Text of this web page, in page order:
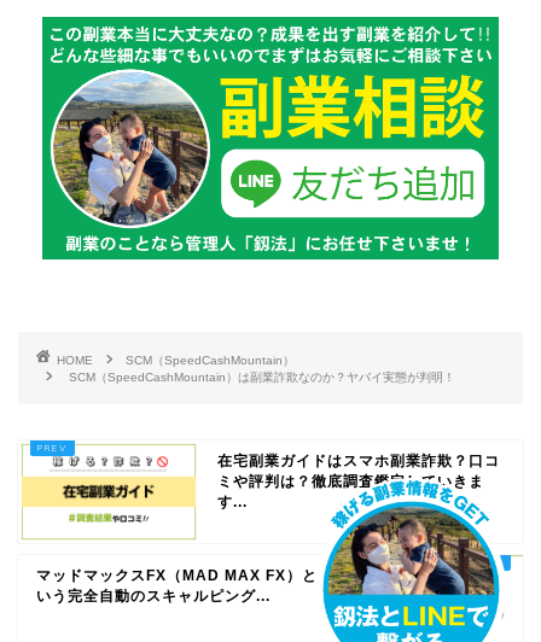
HOME
SCM（SpeedCashMountain）
SCM（SpeedCashMountain）は副業詐欺なのか？ヤバイ実態が判明！
在宅副業ガイドはスマホ副業詐欺？口コ
ミや評判は？徹底調査鑑定していきま
す...
マッドマックスFX（MAD MAX FX）と
いう完全自動のスキャルピング...